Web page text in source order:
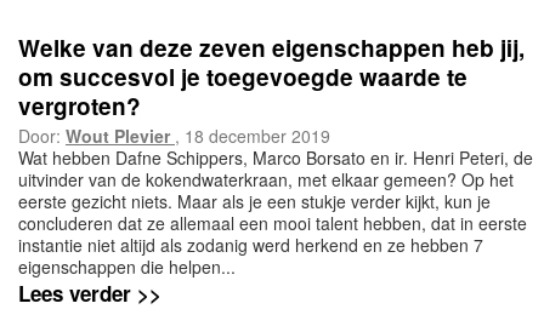
Welke van deze zeven eigenschappen heb jij,
om succesvol je toegevoegde waarde te
vergroten?
Door: Wout Plevier , 18 december 2019
Wat hebben Dafne Schippers, Marco Borsato en ir. Henri Peteri, de
uitvinder van de kokendwaterkraan, met elkaar gemeen? Op het
eerste gezicht niets. Maar als je een stukje verder kijkt, kun je
concluderen dat ze allemaal een mooi talent hebben, dat in eerste
instantie niet altijd als zodanig werd herkend en ze hebben 7
eigenschappen die helpen...
Lees verder >>